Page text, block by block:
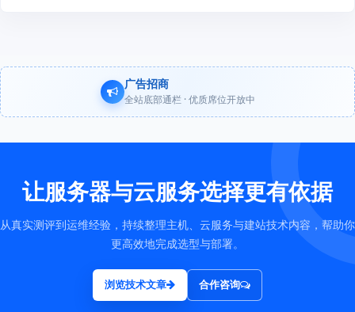
广告招商
全站底部通栏 · 优质席位开放中
让服务器与云服务选择更有依据
从真实测评到运维经验，持续整理主机、云服务与建站技术内容，帮助你
更高效地完成选型与部署。
浏览技术文章 合作咨询